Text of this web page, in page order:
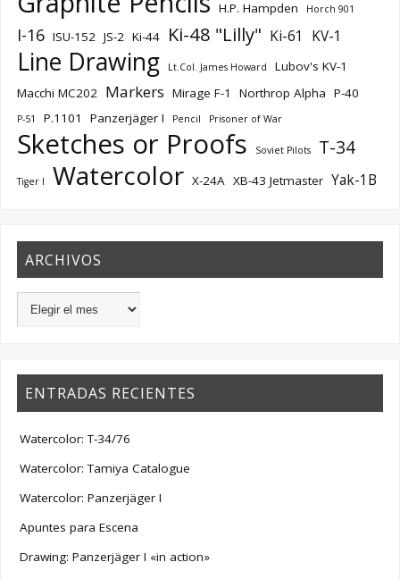
H.P. Hampden Horch 901
I-16 ISU-152 JS-2 Ki-44 Ki-48 "Lilly" Ki-61 KV-1
Line Drawing Lt.Col. James Howard
Lubov's KV-1
Macchi MC202 Markers Mirage F-1 Northrop Alpha P-40
P-51 P.1101 Panzerjäger I Pencil Prisoner of War
Sketches or Proofs Soviet Pilots T-34
Tiger I Watercolor X-24A XB-43 Jetmaster Yak-1B
ARCHIVOS
ENTRADAS RECIENTES
Watercolor: T-34/76
Watercolor: Tamiya Catalogue
Watercolor: Panzerjäger I
Apuntes para Escena
Drawing: Panzerjäger I «in action»